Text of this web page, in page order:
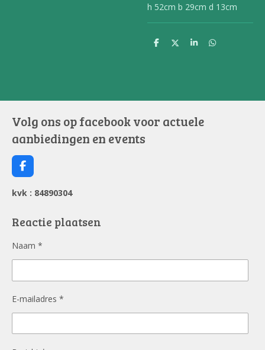
h 52cm b 29cm d 13cm
D
D
S
D
Volg ons op facebook voor actuele
aanbiedingen en events
F
a
c
e
o
kvk : 84890304
Reactie plaatsen
Naam *
E-mailadres *